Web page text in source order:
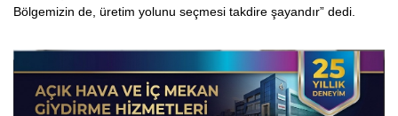
Bölgemizin de, üretim yolunu seçmesi takdire şayandır” dedi.